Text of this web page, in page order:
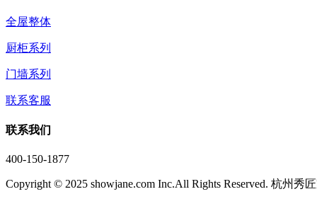
全屋整体
厨柜系列
门墙系列
联系客服
联系我们
400-150-1877
Copyright © 2025 showjane.com Inc.All Rights Reserved. 杭州